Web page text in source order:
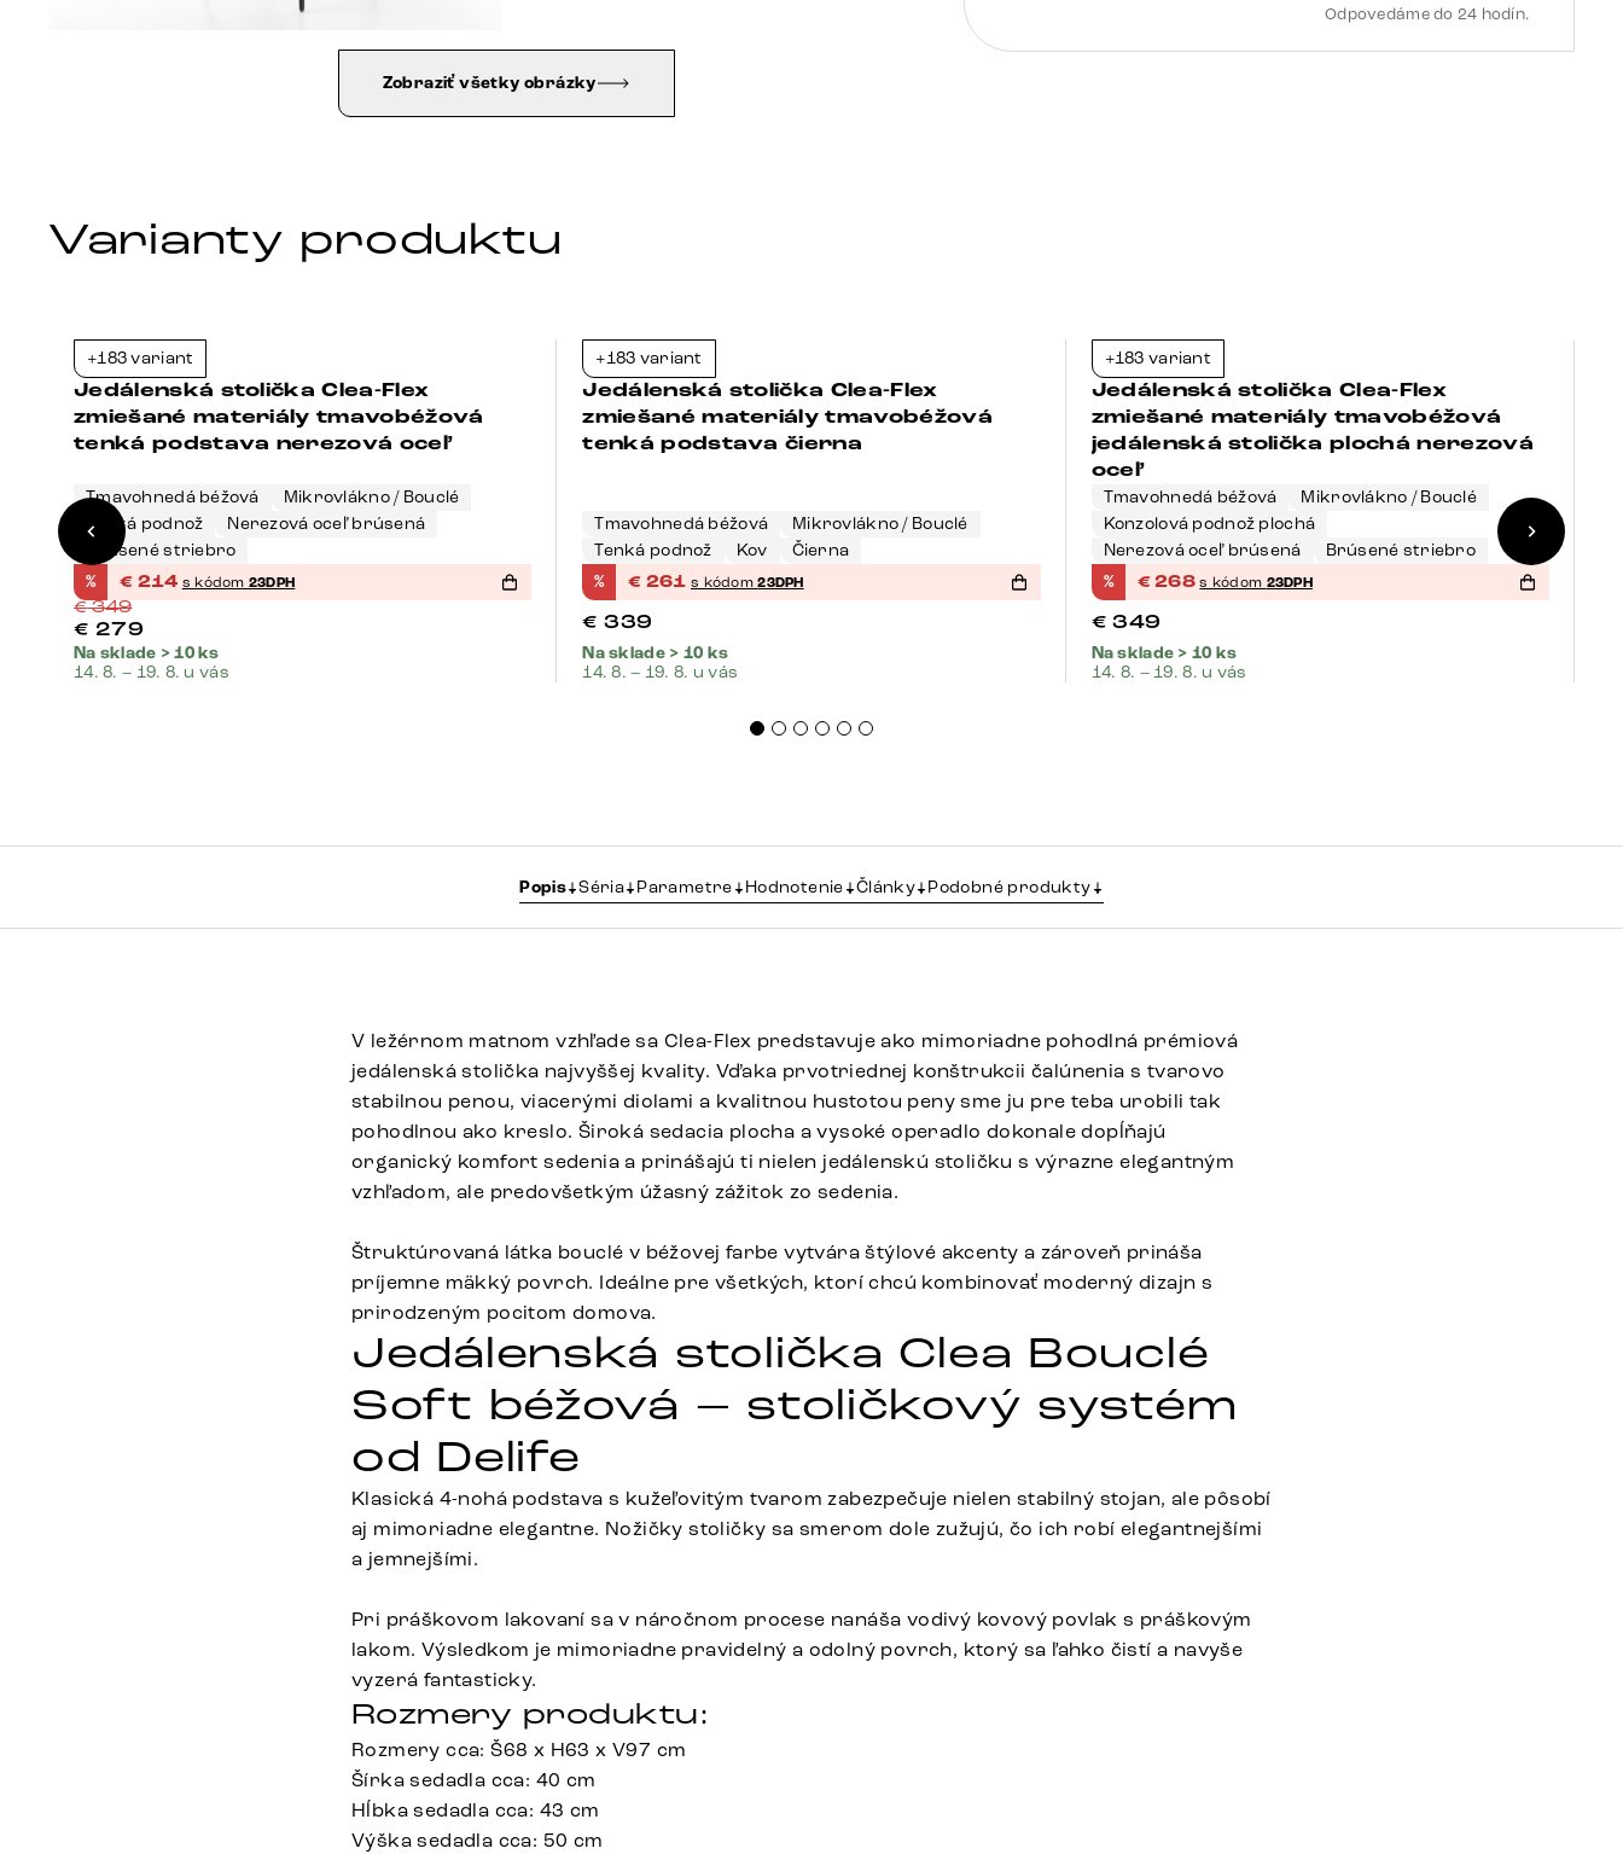
Zobraziť všetky obrázky
Odpovedáme do 24 hodín.
Varianty produktu
+183 variant
Jedálenská stolička Clea-Flex
zmiešané materiály tmavobéžová
tenká podstava nerezová oceľ
Tmavohnedá béžová
Mikrovlákno / Bouclé
Tenká podnož
Nerezová oceľ brúsená
Brúsené striebro
% € 214 s kódom 23DPH
€349
€ 279
Na sklade > 10 ks
14. 8. – 19. 8. u vás
+183 variant
Jedálenská stolička Clea-Flex
zmiešané materiály tmavobéžová
tenká podstava čierna
Tmavohnedá béžová
Mikrovlákno / Bouclé
Tenká podnož
Kov Čierna
% € 261 s kódom23DPH
€ 339
Na sklade > 10 ks
14. 8. – 19. 8. u vás
+183 variant
Jedálenská stolička Clea-Flex
zmiešané materiály tmavobéžová
jedálenská stolička plochá nerezová
oceľ
Tmavohnedá béžová
Mikrovlákno / Bouclé
Konzolová podnož plochá
Nerezová oceľ brúsená
Brúsené striebro
% €268 s kódom 23DPH
€ 349
Na sklade > 10 ks
14. 8. – 19. 8. u vás
Popis Séria Parametre Hodnotenie Články Podobné produkty
V ležérnom matnom vzhľade sa Clea-Flex predstavuje ako mimoriadne pohodlná prémiová
jedálenská stolička najvyššej kvality. Vďaka prvotriednej konštrukcii čalúnenia s tvarovo
stabilnou penou, viacerými diolami a kvalitnou hustotou peny sme ju pre teba urobili tak
pohodlnou ako kreslo. Široká sedacia plocha a vysoké operadlo dokonale dopĺňajú
organický komfort sedenia a prinášajú ti nielen jedálenskú stoličku s výrazne elegantným
vzhľadom, ale predovšetkým úžasný zážitok zo sedenia.
Štruktúrovaná látka bouclé v béžovej farbe vytvára štýlové akcenty a zároveň prináša
príjemne mäkký povrch. Ideálne pre všetkých, ktorí chcú kombinovať moderný dizajn s
prirodzeným pocitom domova.
Jedálenská stolička Clea Bouclé
Soft béžová – stoličkový systém
od Delife
Klasická 4-nohá podstava s kužeľovitým tvarom zabezpečuje nielen stabilný stojan, ale pôsobí
aj mimoriadne elegantne. Nožičky stoličky sa smerom dole zužujú, čo ich robí elegantnejšími
a jemnejšími.
Pri práškovom lakovaní sa v náročnom procese nanáša vodivý kovový povlak s práškovým
lakom. Výsledkom je mimoriadne pravidelný a odolný povrch, ktorý sa ľahko čistí a navyše
vyzerá fantasticky.
Rozmery produktu:
Rozmery cca: Š68 x H63 x V97 cm
Šírka sedadla cca: 40 cm
Hĺbka sedadla cca: 43 cm
Výška sedadla cca: 50 cm